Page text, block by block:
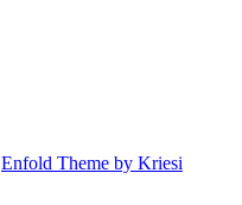
Enfold Theme by Kriesi